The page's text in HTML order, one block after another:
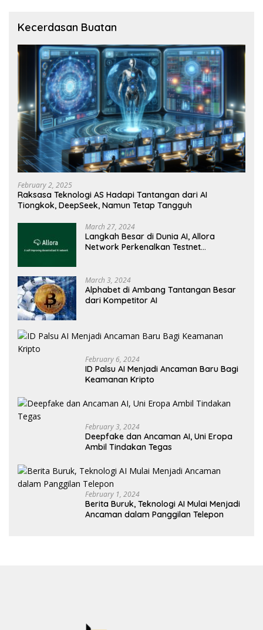
Kecerdasan Buatan
February 2, 2025
Raksasa Teknologi AS Hadapi Tantangan dari AI
Tiongkok, DeepSeek, Namun Tetap Tangguh
March 27, 2024
Langkah Besar di Dunia AI, Allora
Network Perkenalkan Testnet
March 3, 2024
Alphabet di Ambang Tantangan Besar
dari Kompetitor AI
February 6, 2024
ID Palsu AI Menjadi Ancaman Baru Bagi
Keamanan Kripto
February 3, 2024
Deepfake dan Ancaman AI, Uni Eropa
Ambil Tindakan Tegas
February 1, 2024
Berita Buruk, Teknologi AI Mulai Menjadi
Ancaman dalam Panggilan Telepon